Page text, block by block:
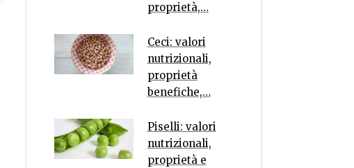
proprietà,…
Ceci: valori
nutrizionali,
proprietà
benefiche,…
Piselli: valori
nutrizionali,
proprietà e